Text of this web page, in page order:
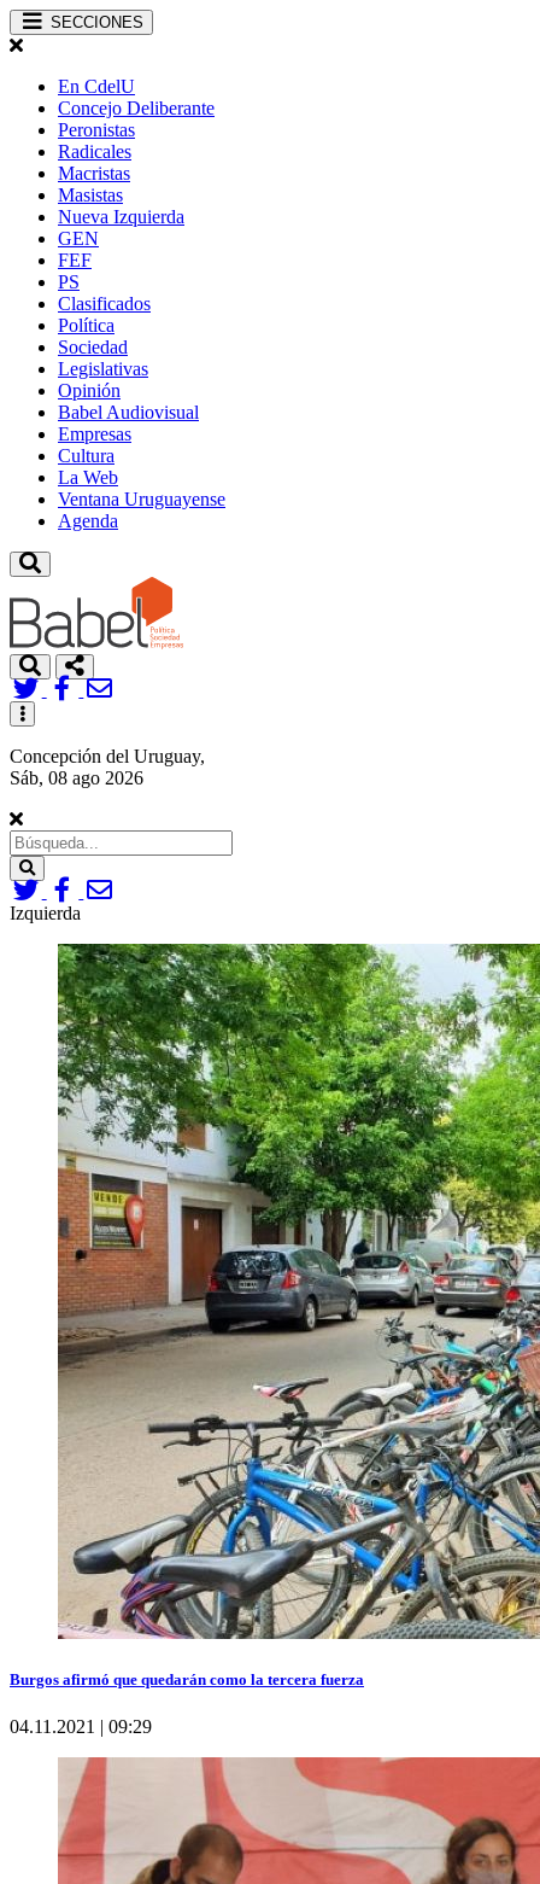
SECCIONES
En CdelU
Concejo Deliberante
Peronistas
Radicales
Macristas
Masistas
Nueva Izquierda
GEN
FEF
PS
Clasificados
Política
Sociedad
Legislativas
Opinión
Babel Audiovisual
Empresas
Cultura
La Web
Ventana Uruguayense
Agenda
Toggle
navigation
Concepción del Uruguay,
Sáb, 08 ago 2026
Search
Izquierda
Burgos afirmó que quedarán como la tercera fuerza
04.11.2021 | 09:29